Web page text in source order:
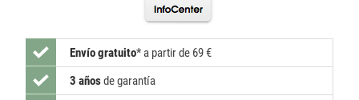
Envío gratuito* a partir de 69 €
3 añosde garantía